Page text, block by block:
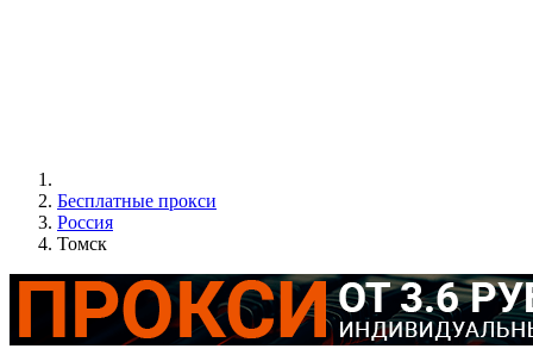
Бесплатные прокси
Россия
Томск